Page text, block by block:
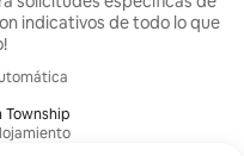
indicativos de todo lo que
Township